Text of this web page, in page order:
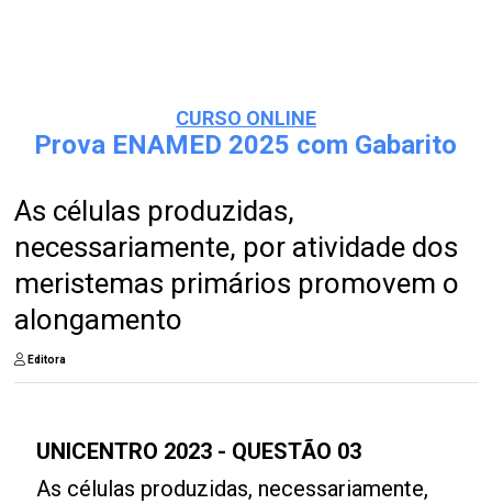
CURSO ONLINE
Prova ENAMED 2025 com Gabarito
As células produzidas,
necessariamente, por atividade dos
meristemas primários promovem o
alongamento
Editora
UNICENTRO 2023 - QUESTÃO 03
As células produzidas, necessariamente,